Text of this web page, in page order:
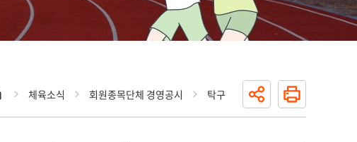
체육소식 회원종목단체 경영공시 탁구